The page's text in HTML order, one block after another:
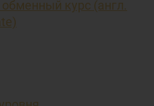
курс (англ.